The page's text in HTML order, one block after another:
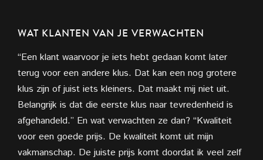
WAT KLANTEN VAN JE VERWACHTEN
“Een klant waarvoor je iets hebt gedaan komt later
terug voor een andere klus. Dat kan een nog grotere
klus zijn of juist iets kleiners. Dat maakt mij niet uit.
Belangrijk is dat die eerste klus naar tevredenheid is
afgehandeld.” En wat verwachten ze dan? “Kwaliteit
voor een goede prijs. De kwaliteit komt uit mijn
vakmanschap. De juiste prijs komt doordat ik veel zelf